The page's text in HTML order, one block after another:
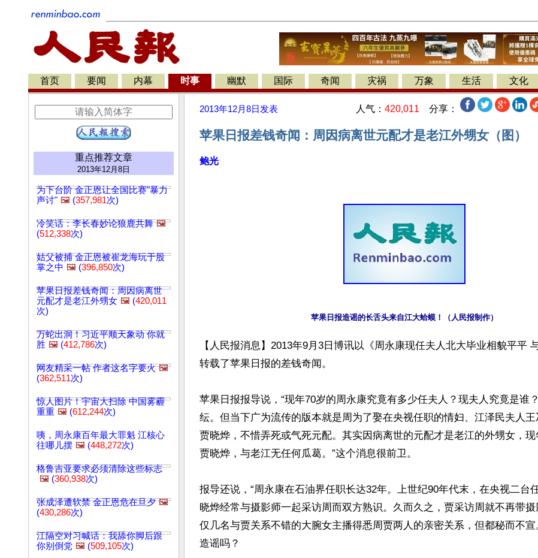
首页 要闻 内幕 时事 幽默 国际 奇闻 灾祸 万象 生活 文化
重点推荐文章
2013年12月8日
为下台阶 金正恩让全国比赛"暴力
声讨" 🖼️ (357,981次)
冷笑话：李长春妙论狼鹿共舞 🖼️
(512,338次)
姑父被捕 金正恩被崔龙海玩于股
掌之中 🖼️ (396,850次)
苹果日报差钱奇闻：周因病离世
元配才是老江外甥女 🖼️ (420,011
次)
万蛇出洞！习近平顺天象动 你就
胜 🖼️ (412,786次)
网友精采一帖 作者这名字要火 🖼️
(362,511次)
惊人图片！宇宙大扫除 中国雾霾
重重 🖼️ (612,244次)
咦，周永康百年最大罪魁 江核心
往哪儿摆 🖼️ (448,272次)
格鲁吉亚要求必须清除这些标志
🖼️ (360,938次)
张成泽遭软禁 金正恩危在旦夕 🖼️
(430,286次)
江隔空对习喊话：我舔你脚后跟
你别倒党 🖼️ (509,105次)
2013年12月8日 发表 人气： 420,011 分享：
苹果日报差钱奇闻：周因病离世元配才是老江外甥女（图）
鲍光
苹果日报造谣的长舌头来自江大蛤蟆！（人民报制作）
【人民报消息】2013年9月3日博讯以《周永康现任夫人北大毕业相貌平平
转载了苹果日报的差钱奇闻。
苹果日报报导说，“现年70岁的周永康究竟有多少任夫人？现夫人究竟是谁
纭。但当下广为流传的版本就是周为了娶在央视任职的情妇、江泽民夫人
贾晓烨，不惜弄死或气死元配。其实因病离世的元配才是老江的外甥女，现
贾晓烨，与老江无任何瓜葛。”这个消息很前卫。
报导还说，“周永康在石油界任职长达32年。上世纪90年代末，在央视二台
晓烨经常与摄影师一起采访周而双方熟识。久而久之，贾采访周就不再带
仅几名与贾关系不错的大腕女主播得悉周贾两人的亲密关系，但都秘而不宣
造谣吗？